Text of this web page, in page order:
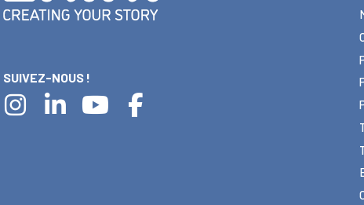
SUIVEZ-NOUS !